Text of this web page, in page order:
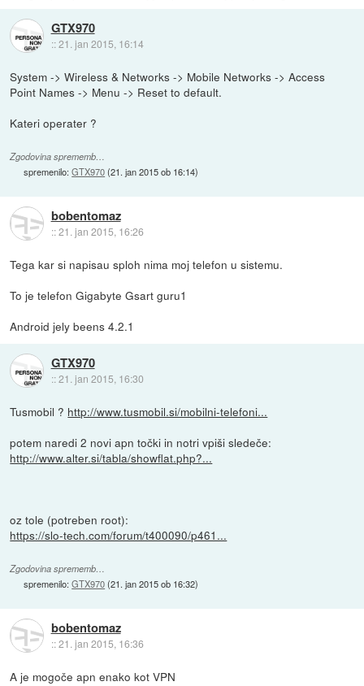
GTX970
::21. jan 2015, 16:14
System -> Wireless & Networks -> Mobile Networks -> Access
Point Names -> Menu -> Reset to default.
Kateri operater ?
Zgodovina sprememb…
spremenilo:GTX970(21. jan 2015 ob 16:14)
bobentomaz
::21. jan 2015, 16:26
Tega kar si napisau sploh nima moj telefon u sistemu.
To je telefon Gigabyte Gsart guru1
Android jely beens 4.2.1
GTX970
::21. jan 2015, 16:30
Tusmobil ? http://www.tusmobil.si/mobilni-telefoni...
potem naredi 2 novi apn točki in notri vpiši sledeče:
http://www.alter.si/tabla/showflat.php?...
oz tole (potreben root):
https://slo-tech.com/forum/t400090/p461...
Zgodovina sprememb…
spremenilo:GTX970(21. jan 2015 ob 16:32)
bobentomaz
::21. jan 2015, 16:36
A je mogoče apn enako kot VPN